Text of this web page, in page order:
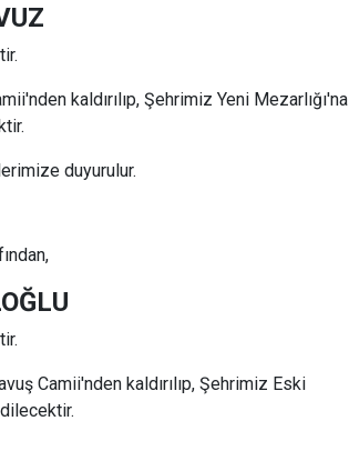
kaldırılıp, Şehrimiz Yeni Mezarlığı'na
duyurulur.
Camii'nden kaldırılıp, Şehrimiz Eski